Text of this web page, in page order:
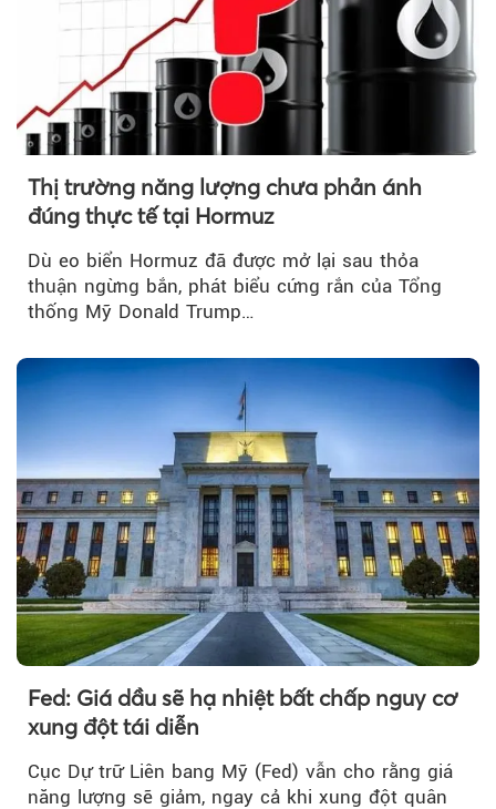
Thị trường năng lượng chưa phản ánh
đúng thực tế tại Hormuz
Dù eo biển Hormuz đã được mở lại sau thỏa
thuận ngừng bắn, phát biểu cứng rắn của Tổng
thống Mỹ Donald Trump…
Fed: Giá dầu sẽ hạ nhiệt bất chấp nguy cơ
xung đột tái diễn
Cục Dự trữ Liên bang Mỹ (Fed) vẫn cho rằng giá
năng lượng sẽ giảm, ngay cả khi xung đột quân